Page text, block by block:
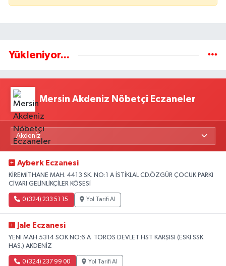
Yükleniyor...
Mersin Akdeniz Nöbetçi Eczaneler
Ayberk Eczanesi
KİREMİTHANE MAH. 4413 SK. NO:1 A İSTİKLAL CD.ÖZGÜR ÇOCUK PARKI
CİVARI GELİNLİKÇİLER KÖŞESİ
0 (324) 233 51 15 Yol Tarifi Al
Jale Eczanesi
YENI MAH.5314 SOK.NO:6 A TOROS DEVLET HST KARŞISI (ESKİ SSK
HAS.) AKDENİZ
0 (324) 237 99 00 Yol Tarifi Al